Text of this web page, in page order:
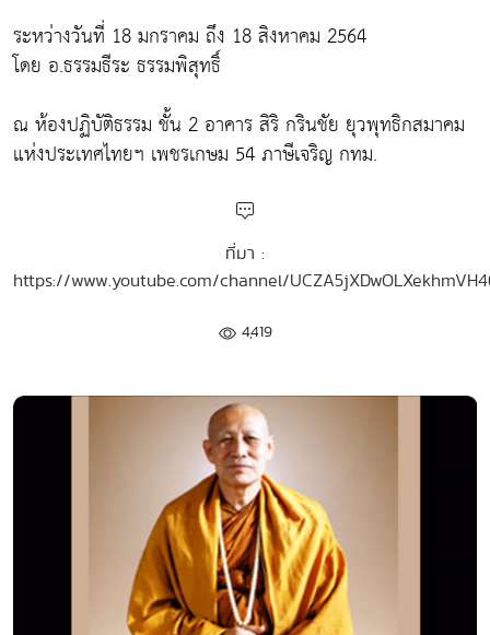
ระหว่างวันที่ 18 มกราคม ถึง 18 สิงหาคม 2564
โดย อ.ธรรมธีระ ธรรมพิสุทธิ์
ณ ห้องปฏิบัติธรรม ชั้น 2 อาคาร สิริ กรินชัย ยุวพุทธิกสมาคม
แห่งประเทศไทยฯ เพชรเกษม 54 ภาษีเจริญ กทม.
ที่มา :
https://www.youtube.com/channel/
4,419